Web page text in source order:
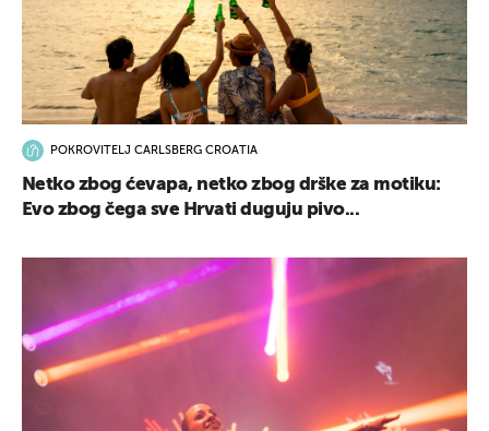
POKROVITELJ CARLSBERG CROATIA
Netko zbog ćevapa, netko zbog drške za motiku:
Evo zbog čega sve Hrvati duguju pivo...